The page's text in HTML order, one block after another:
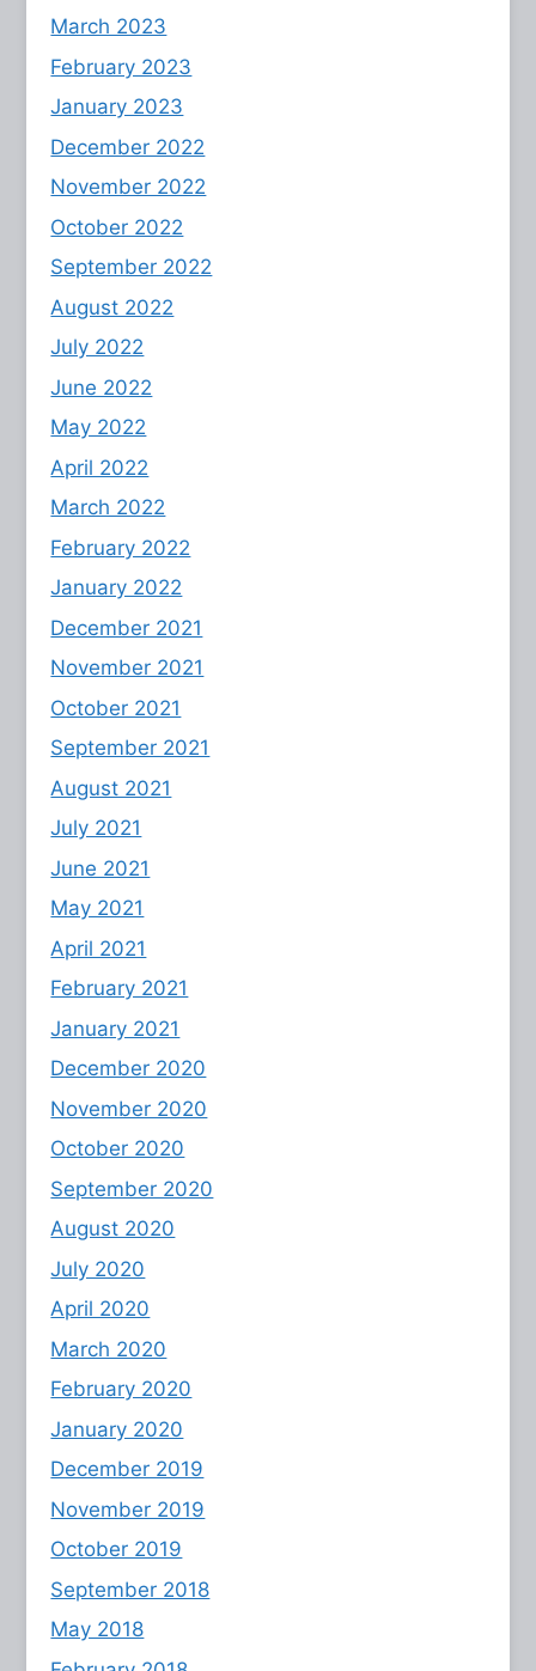
March 2023
February 2023
January 2023
December 2022
November 2022
October 2022
September 2022
August 2022
July 2022
June 2022
May 2022
April 2022
March 2022
February 2022
January 2022
December 2021
November 2021
October 2021
September 2021
August 2021
July 2021
June 2021
May 2021
April 2021
February 2021
January 2021
December 2020
November 2020
October 2020
September 2020
August 2020
July 2020
April 2020
March 2020
February 2020
January 2020
December 2019
November 2019
October 2019
September 2018
May 2018